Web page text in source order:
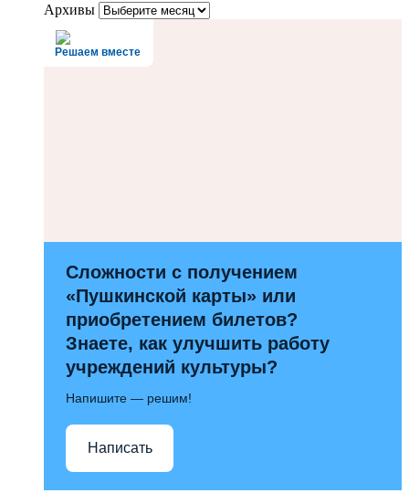
Архивы
Решаем вместе
Сложности с получением
«Пушкинской карты» или
приобретением билетов?
Знаете, как улучшить работу
учреждений культуры?
Напишите — решим!
Написать